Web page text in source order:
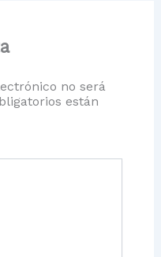
no será
están